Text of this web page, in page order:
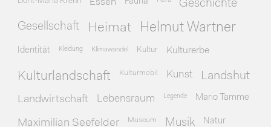
Essen Geschichte
Gesellschaft Heimat Helmut Wartner
Identität Kleidung Klimawandel Kultur Kulturerbe
Kulturlandschaft Kulturmobil Kunst Landshut
Landwirtschaft Lebensraum Legende Mario Tamme
Maximilian Seefelder Museum Musik Natur